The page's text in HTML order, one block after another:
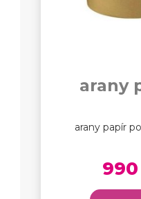
arany
arany papír